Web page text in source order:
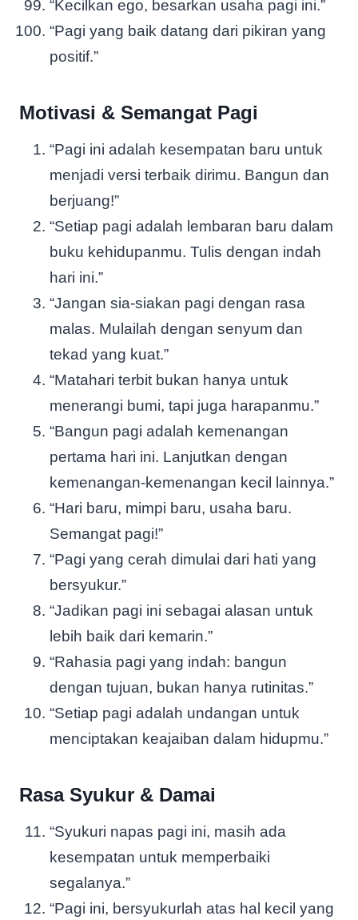
“Kecilkan ego, besarkan usaha pagi ini.”
“Pagi yang baik datang dari pikiran yang
positif.”
Motivasi & Semangat Pagi
“Pagi ini adalah kesempatan baru untuk
menjadi versi terbaik dirimu. Bangun dan
berjuang!”
“Setiap pagi adalah lembaran baru dalam
buku kehidupanmu. Tulis dengan indah
hari ini.”
“Jangan sia-siakan pagi dengan rasa
malas. Mulailah dengan senyum dan
tekad yang kuat.”
“Matahari terbit bukan hanya untuk
menerangi bumi, tapi juga harapanmu.”
“Bangun pagi adalah kemenangan
pertama hari ini. Lanjutkan dengan
kemenangan-kemenangan kecil lainnya.”
“Hari baru, mimpi baru, usaha baru.
Semangat pagi!”
“Pagi yang cerah dimulai dari hati yang
bersyukur.”
“Jadikan pagi ini sebagai alasan untuk
lebih baik dari kemarin.”
“Rahasia pagi yang indah: bangun
dengan tujuan, bukan hanya rutinitas.”
“Setiap pagi adalah undangan untuk
menciptakan keajaiban dalam hidupmu.”
Rasa Syukur & Damai
“Syukuri napas pagi ini, masih ada
kesempatan untuk memperbaiki
segalanya.”
“Pagi ini, bersyukurlah atas hal kecil yang